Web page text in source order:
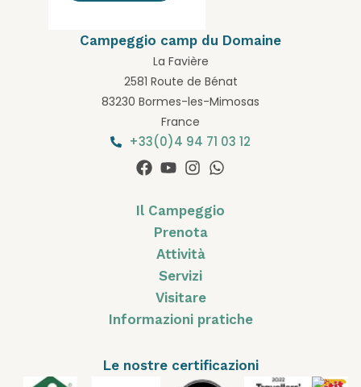
Campeggio camp du Domaine
La Favière
2581 Route de Bénat
83230 Bormes-les-Mimosas
France
+33(0)4 94 71 03 12
Il Campeggio
Prenota
Attività
Servizi
Visitare
Informazioni pratiche
Le nostre certificazioni